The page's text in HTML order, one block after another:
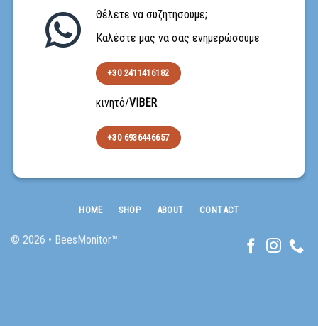
Θέλετε να συζητήσουμε;
Καλέστε μας να σας ενημερώσουμε
+30 2411416182
κινητό/VIBER
+30 6936446657
© 2026 • BeesMonitor™
HOME SHOP ABOUT CONTACT